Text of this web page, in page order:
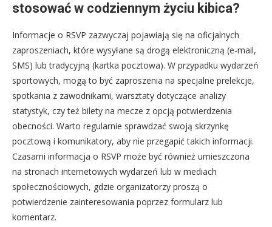
stosować w codziennym życiu kibica?
Informacje o RSVP zazwyczaj pojawiają się na oficjalnych
zaproszeniach, które wysyłane są drogą elektroniczną (e-mail,
SMS) lub tradycyjną (kartka pocztowa). W przypadku wydarzeń
sportowych, mogą to być zaproszenia na specjalne prelekcje,
spotkania z zawodnikami, warsztaty dotyczące analizy
statystyk, czy też bilety na mecze z opcją potwierdzenia
obecności. Warto regularnie sprawdzać swoją skrzynkę
pocztową i komunikatory, aby nie przegapić takich informacji.
Czasami informacja o RSVP może być również umieszczona
na stronach internetowych wydarzeń lub w mediach
społecznościowych, gdzie organizatorzy proszą o
potwierdzenie zainteresowania poprzez formularz lub
komentarz.